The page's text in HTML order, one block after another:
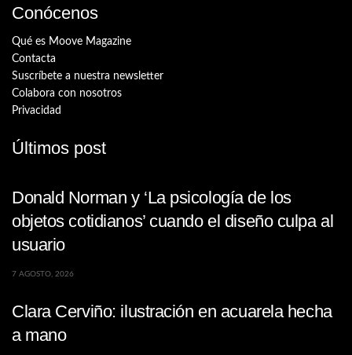
Conócenos
Qué es Moove Magazine
Contacta
Suscríbete a nuestra newsletter
Colabora con nosotros
Privacidad
Últimos post
Donald Norman y ‘La psicología de los
objetos cotidianos’ cuando el diseño culpa al
usuario
7 AGOSTO, 2026
Clara Cerviño: ilustración en acuarela hecha
a mano